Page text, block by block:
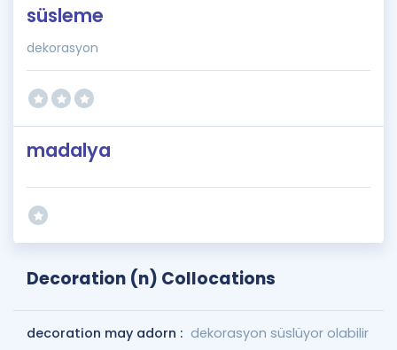
süsleme
dekorasyon
madalya
Decoration (n) Collocations
decoration may adorn : dekorasyon süslüyor olabilir